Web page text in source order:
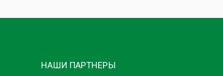
НАШИ ПАРТНЕРЫ